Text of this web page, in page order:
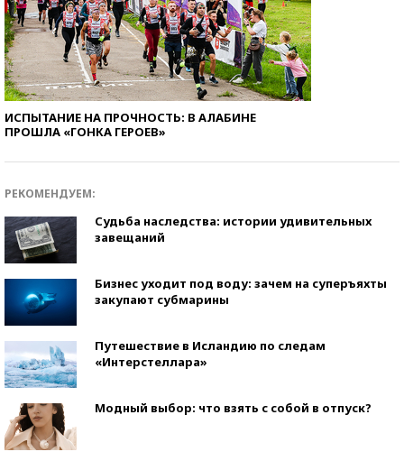
ИСПЫТАНИЕ НА ПРОЧНОСТЬ: В АЛАБИНЕ
ПРОШЛА «ГОНКА ГЕРОЕВ»
РЕКОМЕНДУЕМ:
Судьба наследства: истории удивительных
завещаний
Бизнес уходит под воду: зачем на суперъяхты
закупают субмарины
Путешествие в Исландию по следам
«Интерстеллара»
Модный выбор: что взять с собой в отпуск?